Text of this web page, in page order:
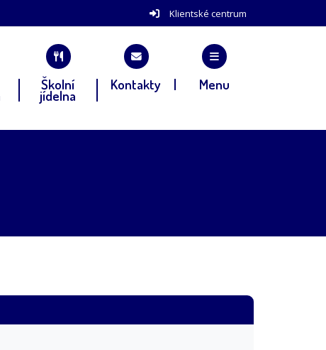
Klientské centrum
Školní
jídelna
Kontakty Menu